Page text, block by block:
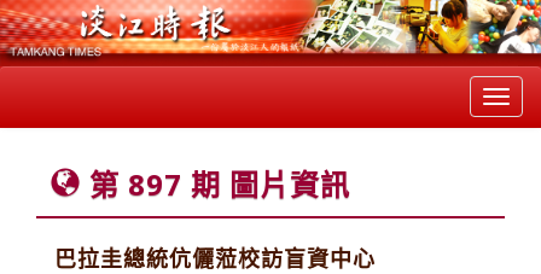
第 897 期 圖片資訊
巴拉圭總統伉儷蒞校訪盲資中心